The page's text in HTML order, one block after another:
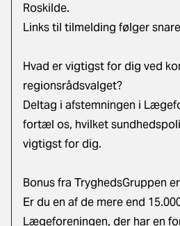
Roskilde.
Links til tilmelding følger
Hvad er vigtigst for dig ved
regionsrådsvalget?
Deltag i afstemningen i
fortæl os, hvilket
vigtigst for dig.
Bonus fra TryghedsGruppen
Er du en af de mere end
Lægeforeningen, der har en